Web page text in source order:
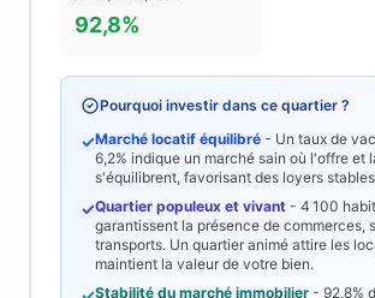
92,8%
Pourquoi investir dans ce quartier ?
✓Marché locatif équilibré - Un taux de
6,2% indique un marché sain où l'offre et
s'équilibrent, favorisant des loyers
✓Quartier populeux et vivant - 4 100
garantissent la présence de commerces,
transports. Un quartier animé attire les
maintient la valeur de votre bien.
Stabilité du marché immobilier - 92,8%